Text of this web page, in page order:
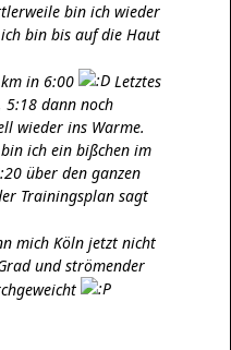
bin ich wieder
bin bis auf die Haut
in 6:00
Letztes
dann noch
wieder ins Warme.
ich ein bißchen im
über den ganzen
Trainingsplan sagt
mich Köln jetzt nicht
und strömender